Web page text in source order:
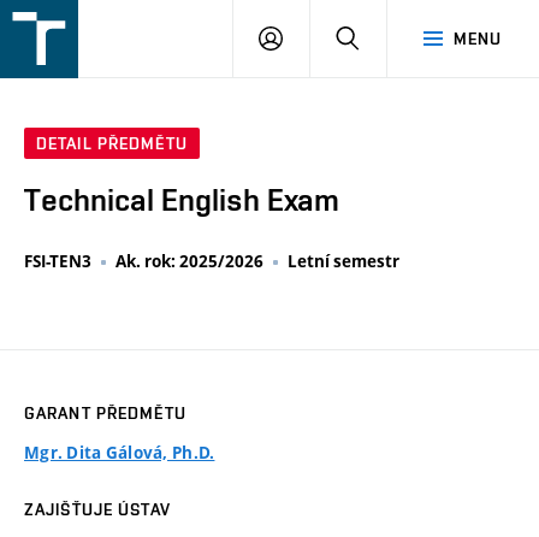
v
MENU
PŘIHLÁŠENÍ
DETAIL PŘEDMĚTU
Technical English Exam
FSI-TEN3 Ak. rok: 2025/2026 Letní semestr
GARANT PŘEDMĚTU
Mgr. Dita Gálová, Ph.D.
ZAJIŠŤUJE ÚSTAV